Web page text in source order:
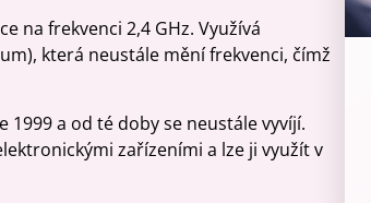
na frekvenci 2,4 GHz. Využívá
která neustále mění frekvenci, čímž
1999 a od té doby se neustále vyvíjí.
zařízeními a lze ji využít v